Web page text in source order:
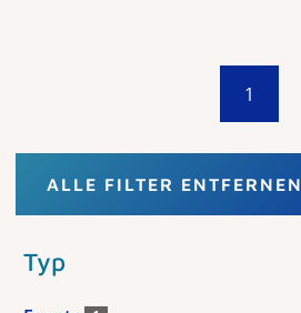
1
ALLE FILTER ENTFERNEN
Typ